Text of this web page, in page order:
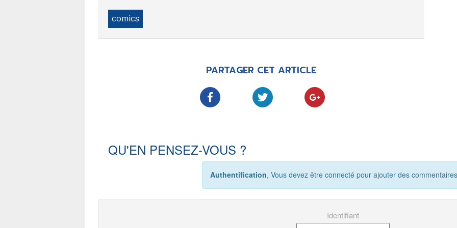
comics
PARTAGER CET ARTICLE
QU'EN PENSEZ-VOUS ?
Authentification, Vous devez être connecté pour ajouter des
Identifiant